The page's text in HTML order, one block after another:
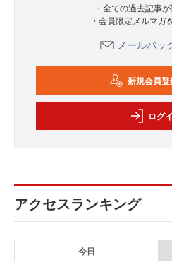
・全ての過去記事
・会員限定メルマガ
メールバッ
新規会員登
ログ
アクセスランキング
今日